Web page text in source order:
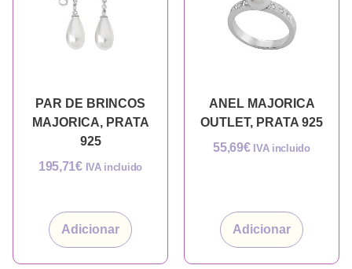
PAR DE BRINCOS
MAJORICA, PRATA
925
195,71€ IVA incluido
Adicionar
ANEL MAJORICA
OUTLET, PRATA 925
55,69€ IVA incluido
Adicionar